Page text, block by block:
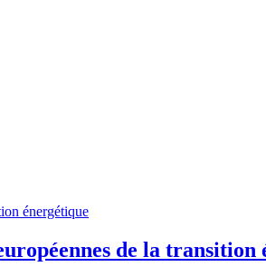
de la transition